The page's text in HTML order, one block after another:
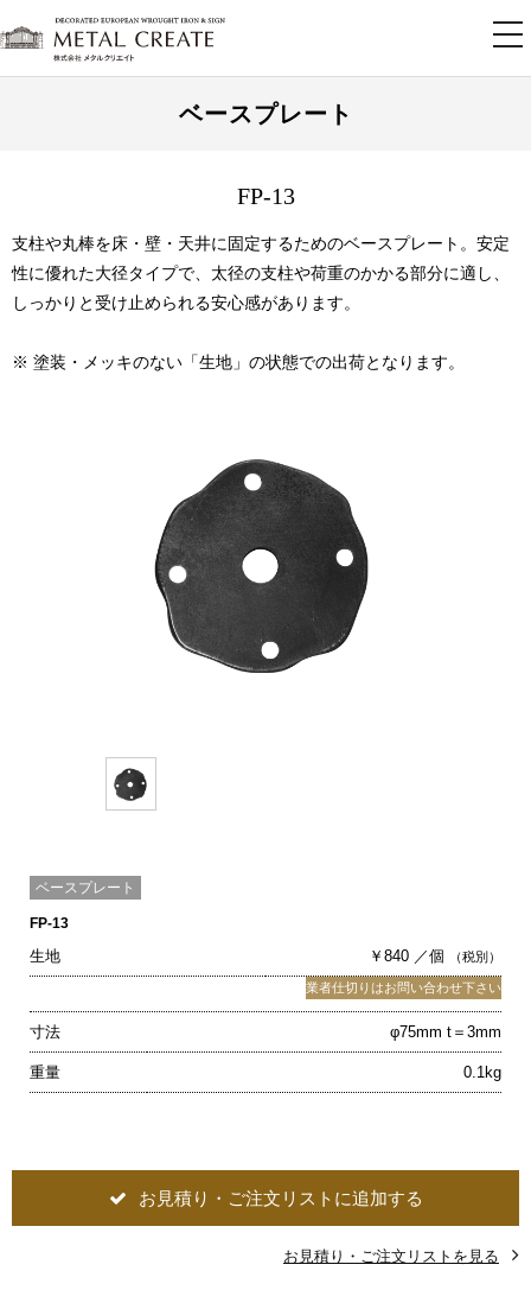
ベースプレート
FP-13
支柱や丸棒を床・壁・天井に固定するためのベースプレート。安定
性に優れた大径タイプで、太径の支柱や荷重のかかる部分に適し、
しっかりと受け止められる安心感があります。
※ 塗装・メッキのない「生地」の状態での出荷となります。
ベースプレート
FP-13
生地 ￥840 ／個 （税別）
業者仕切りはお問い合わせ下さい
寸法 φ75mm t＝3mm
重量 0.1kg
お見積り・ご注文リストに追加する
お見積り・ご注文リストを見る